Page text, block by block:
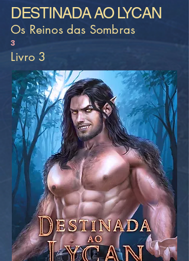
DESTINADA AO LYCAN
Os Reinos das Sombras
3
Livro 3